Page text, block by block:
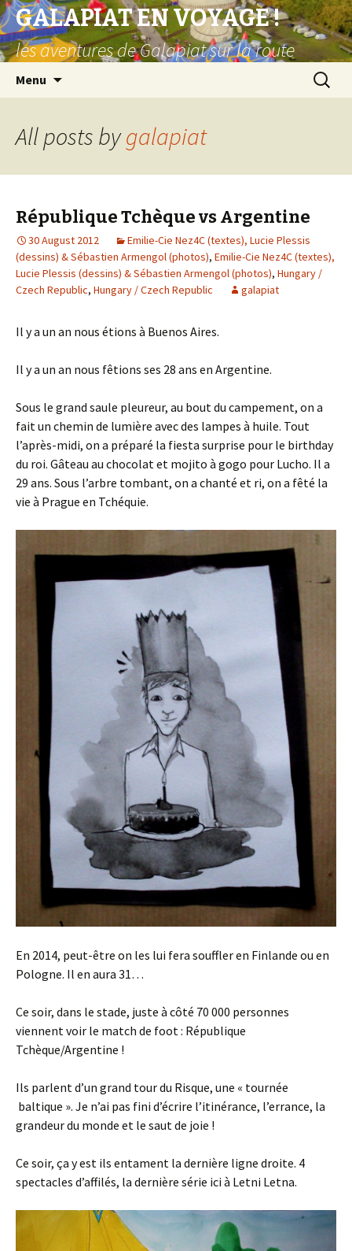
GALAPIAT EN VOYAGE !
les aventures de Galapiat sur la route
Menu
Search
for:
All posts bygalapiat
République Tchèque vs Argentine
30 August 2012
Emilie-Cie Nez4C (textes), Lucie Plessis
(dessins) & Sébastien Armengol (photos), Emilie-Cie Nez4C (textes),
Lucie Plessis (dessins) & Sébastien Armengol (photos), Hungary /
Czech Republic, Hungary / Czech Republic galapiat
Il y a un an nous étions à Buenos Aires.
Il y a un an nous fêtions ses 28 ans en Argentine.
Sous le grand saule pleureur, au bout du campement, on a
fait un chemin de lumière avec des lampes à huile. Tout
l’après-midi, on a préparé la fiesta surprise pour le birthday
du roi. Gâteau au chocolat et mojito à gogo pour Lucho. Il a
29 ans. Sous l’arbre tombant, on a chanté et ri, on a fêté la
vie à Prague en Tchéquie.
En 2014, peut-être on les lui fera souffler en Finlande ou en
Pologne. Il en aura 31…
Ce soir, dans le stade, juste à côté 70 000 personnes
viennent voir le match de foot : République
Tchèque/Argentine !
Ils parlent d’un grand tour du Risque, une « tournée
baltique ». Je n’ai pas fini d’écrire l’itinérance, l’errance, la
grandeur du monde et le saut de joie !
Ce soir, ça y est ils entament la dernière ligne droite. 4
spectacles d’affilés, la dernière série ici à Letni Letna.